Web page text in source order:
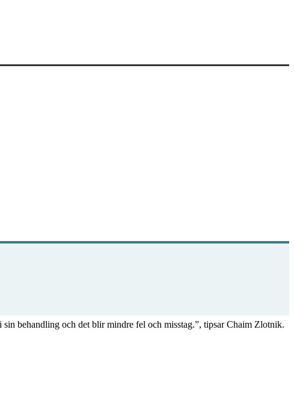
behandling och det blir mindre fel och misstag.”, tipsar Chaim Zlotnik.